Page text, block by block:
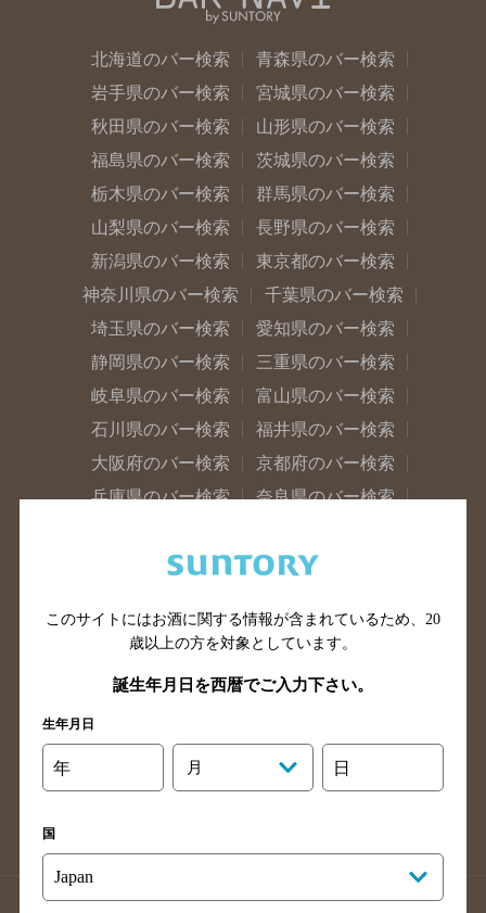
北海道のバー検索
青森県のバー検索
岩手県のバー検索
宮城県のバー検索
秋田県のバー検索
山形県のバー検索
福島県のバー検索
茨城県のバー検索
栃木県のバー検索
群馬県のバー検索
山梨県のバー検索
長野県のバー検索
新潟県のバー検索
東京都のバー検索
神奈川県のバー検索
千葉県のバー検索
埼玉県のバー検索
愛知県のバー検索
静岡県のバー検索
三重県のバー検索
岐阜県のバー検索
富山県のバー検索
石川県のバー検索
福井県のバー検索
大阪府のバー検索
京都府のバー検索
兵庫県のバー検索
奈良県のバー検索
広島県のバー検索
岡山県のバー検索
島根県のバー検索
徳島県のバー検索
高知県のバー検索
福岡県のバー検索
長崎県のバー検索
大分県のバー検索
熊本県のバー検索
このサイトにはお酒に関する情報が含まれているため、 20
歳以上の方を対象としています。
誕生年月日を西暦でご入力下さい。
生年月日
年 月 日
国